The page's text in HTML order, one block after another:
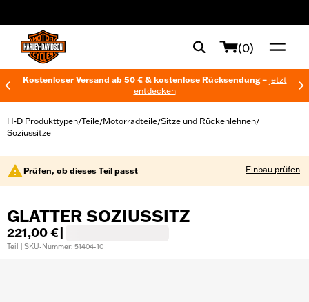
(0)
Kostenloser Versand ab 50 € & kostenlose Rücksendung – jetzt
entdecken
H-D Produkttypen/Teile/Motorradteile/Sitze und Rückenlehnen/
Soziussitze
Prüfen, ob dieses Teil passt Einbau prüfen
GLATTER SOZIUSSITZ
221,00 €
Teil | SKU-Nummer: 51404-10